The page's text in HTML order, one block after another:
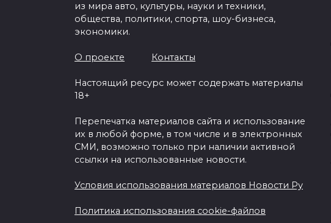
из мира авто, культуры, науки и техники,
общества, политики, спорта, шоу-бизнеса,
экономики.
О проекте Контакты
Настоящий ресурс может содержать материалы
18+
Перепечатка материалов сайта и использование
их в любой форме, в том числе и в электронных
СМИ, возможно только при наличии активной
ссылки на использованные новости.
Условия использования материалов Новости Ру
Политика использования cookie-файлов